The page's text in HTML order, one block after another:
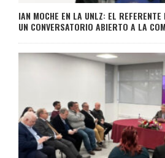
IAN MOCHE EN LA UNLZ: EL
UN CONVERSATORIO ABIERTO A LA